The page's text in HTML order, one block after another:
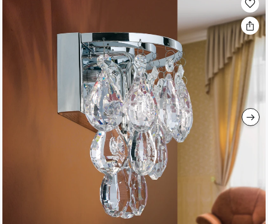
springen